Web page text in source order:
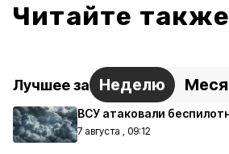
Читайте также
Лучшее за Неделю
ВСУ атаковали
7 августа , 09:12